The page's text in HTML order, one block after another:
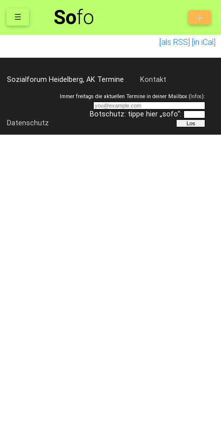
Sofo
☰
[als RSS] [in iCal]
Sozialforum Heidelberg, AK Termine Kontakt
Datenschutz
Immer freitags die aktuellen Termine in deiner Mailbox (Infos):
Botschutz: tippe hier „sofo“: